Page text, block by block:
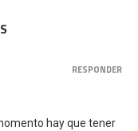
hay que tener
RESPONDER